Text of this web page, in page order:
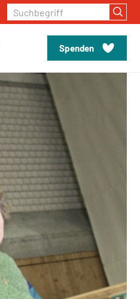
Spenden
Suchbegriff